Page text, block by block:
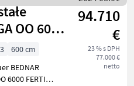
Sonstige
OO 6000
- NEU - 2
- D
94.710
€
23 % s DPH
77.000 €
netto
600 cm
BEDNAR
6000 FERTI